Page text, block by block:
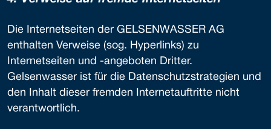
Die Internetseiten der GELSENWASSER AG
enthalten Verweise (sog. Hyperlinks) zu
Internetseiten und -angeboten Dritter.
Gelsenwasser ist für die Datenschutzstrategien und
den Inhalt dieser fremden Internetauftritte nicht
verantwortlich.